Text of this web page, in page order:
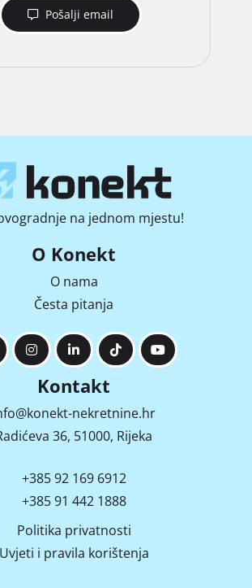
Pošalji email
na jednom mjestu!
O Konekt
O nama
Česta pitanja
Kontakt
nekretnine.hr
36, 51000, Rijeka
+385 92 169 6912
+385 91 442 1888
Politika privatnosti
Uvjeti i pravila korištenja